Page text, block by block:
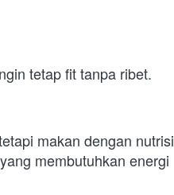
tetap fit tanpa ribet.
makan dengan nutrisi
membutuhkan energi